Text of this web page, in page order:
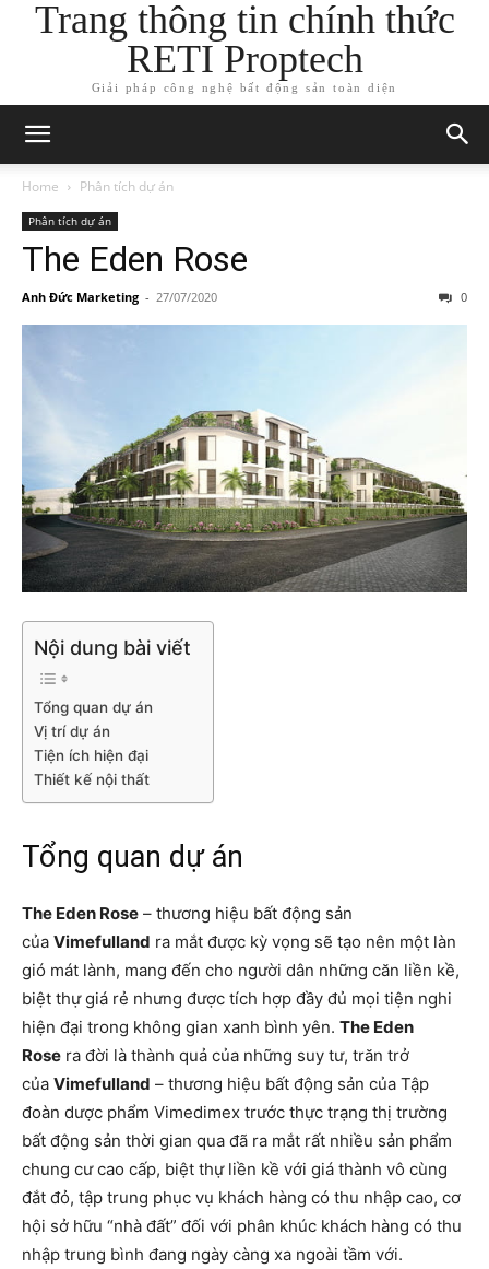
Trang thông tin chính thức
RETI Proptech
Giải pháp công nghệ bất động sản toàn diện
Home Phân tích dự án
Phân tích dự án
The Eden Rose
Anh Đức Marketing - 27/07/2020 0
Nội dung bài viết
Tổng quan dự án
Vị trí dự án
Tiện ích hiện đại
Thiết kế nội thất
Tổng quan dự án
The Eden Rose – thương hiệu bất động sản
của Vimefulland ra mắt được kỳ vọng sẽ tạo nên một làn
gió mát lành, mang đến cho người dân những căn liền kề,
biệt thự giá rẻ nhưng được tích hợp đầy đủ mọi tiện nghi
hiện đại trong không gian xanh bình yên. The Eden
Rose ra đời là thành quả của những suy tư, trăn trở
của Vimefulland – thương hiệu bất động sản của Tập
đoàn dược phẩm Vimedimex trước thực trạng thị trường
bất động sản thời gian qua đã ra mắt rất nhiều sản phẩm
chung cư cao cấp, biệt thự liền kề với giá thành vô cùng
đắt đỏ, tập trung phục vụ khách hàng có thu nhập cao, cơ
hội sở hữu “nhà đất” đối với phân khúc khách hàng có thu
nhập trung bình đang ngày càng xa ngoài tầm với.